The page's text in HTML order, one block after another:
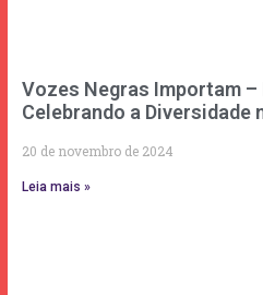
Vozes Negras Importam –
Celebrando a Diversidade
20 de novembro de 2024
Leia mais »